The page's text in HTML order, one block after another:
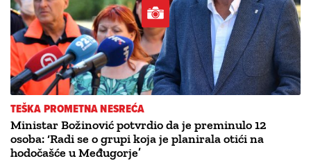
TEŠKA PROMETNA NESREĆA
Ministar Božinović potvrdio da je preminulo 12
osoba: ‘Radi se o grupi koja je planirala otići na
hodočašće u Međugorje’